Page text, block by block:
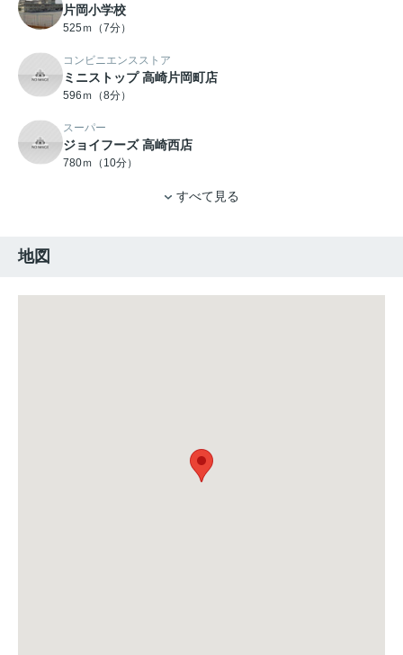
片岡小学校
525ｍ（7分）
コンビニエンスストア
ミニストップ 高崎片岡町店
596ｍ（8分）
スーパー
ジョイフーズ 高崎西店
780ｍ（10分）
すべて見る
地図